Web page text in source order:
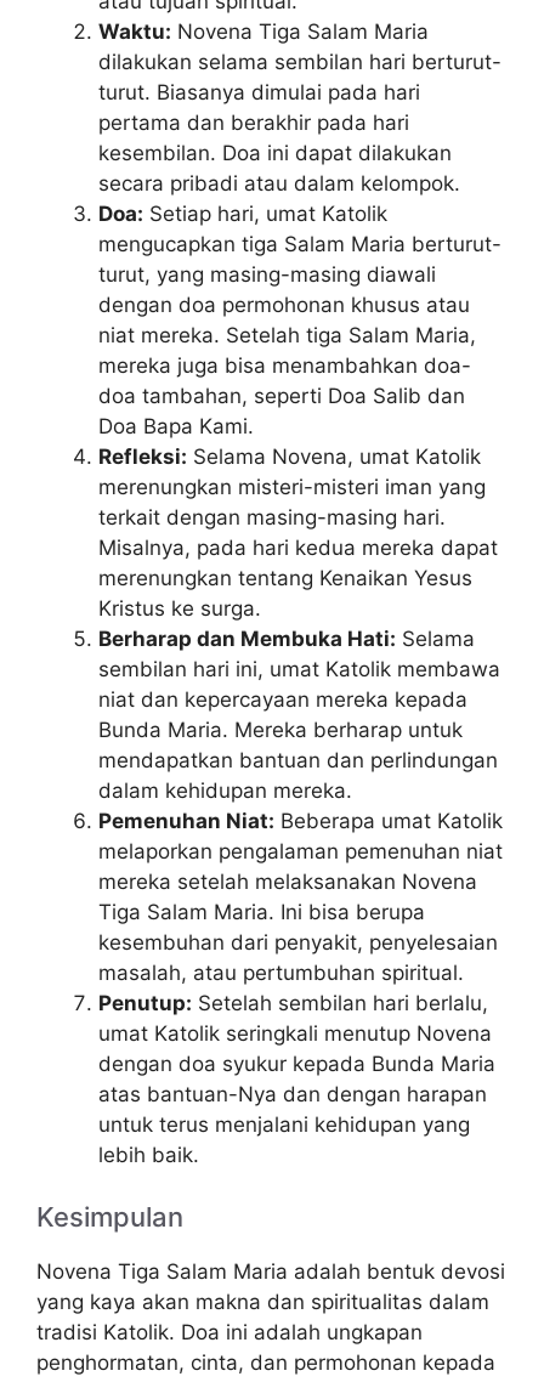
Waktu: Novena Tiga Salam Maria
dilakukan selama sembilan hari berturut-
turut. Biasanya dimulai pada hari
pertama dan berakhir pada hari
kesembilan. Doa ini dapat dilakukan
secara pribadi atau dalam kelompok.
Doa: Setiap hari, umat Katolik
mengucapkan tiga Salam Maria berturut-
turut, yang masing-masing diawali
dengan doa permohonan khusus atau
niat mereka. Setelah tiga Salam Maria,
mereka juga bisa menambahkan doa-
doa tambahan, seperti Doa Salib dan
Doa Bapa Kami.
Refleksi: Selama Novena, umat Katolik
merenungkan misteri-misteri iman yang
terkait dengan masing-masing hari.
Misalnya, pada hari kedua mereka dapat
merenungkan tentang Kenaikan Yesus
Kristus ke surga.
Berharap dan Membuka Hati: Selama
sembilan hari ini, umat Katolik membawa
niat dan kepercayaan mereka kepada
Bunda Maria. Mereka berharap untuk
mendapatkan bantuan dan perlindungan
dalam kehidupan mereka.
Pemenuhan Niat: Beberapa umat Katolik
melaporkan pengalaman pemenuhan niat
mereka setelah melaksanakan Novena
Tiga Salam Maria. Ini bisa berupa
kesembuhan dari penyakit, penyelesaian
masalah, atau pertumbuhan spiritual.
Penutup: Setelah sembilan hari berlalu,
umat Katolik seringkali menutup Novena
dengan doa syukur kepada Bunda Maria
atas bantuan-Nya dan dengan harapan
untuk terus menjalani kehidupan yang
lebih baik.
Kesimpulan
Novena Tiga Salam Maria adalah bentuk devosi
yang kaya akan makna dan spiritualitas dalam
tradisi Katolik. Doa ini adalah ungkapan
penghormatan, cinta, dan permohonan kepada